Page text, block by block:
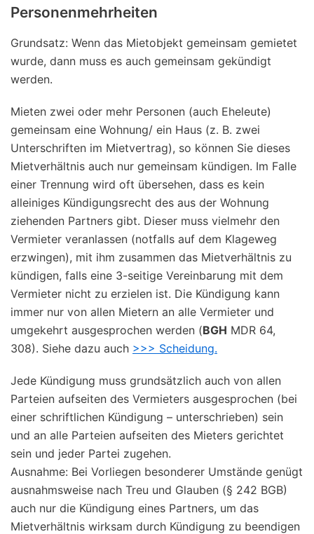
Personenmehrheiten
Grundsatz: Wenn das Mietobjekt gemeinsam gemietet
wurde, dann muss es auch gemeinsam gekündigt
werden.
Mieten zwei oder mehr Personen (auch Eheleute)
gemeinsam eine Wohnung/ ein Haus (z. B. zwei
Unterschriften im Mietvertrag), so können Sie dieses
Mietverhältnis auch nur gemeinsam kündigen. Im Falle
einer Trennung wird oft übersehen, dass es kein
alleiniges Kündigungsrecht des aus der Wohnung
ziehenden Partners gibt. Dieser muss vielmehr den
Vermieter veranlassen (notfalls auf dem Klageweg
erzwingen), mit ihm zusammen das Mietverhältnis zu
kündigen, falls eine 3-seitige Vereinbarung mit dem
Vermieter nicht zu erzielen ist. Die Kündigung kann
immer nur von allen Mietern an alle Vermieter und
umgekehrt ausgesprochen werden (BGH MDR 64,
308). Siehe dazu auch >>> Scheidung.
Jede Kündigung muss grundsätzlich auch von allen
Parteien aufseiten des Vermieters ausgesprochen (bei
einer schriftlichen Kündigung – unterschrieben) sein
und an alle Parteien aufseiten des Mieters gerichtet
sein und jeder Partei zugehen.
Ausnahme: Bei Vorliegen besonderer Umstände genügt
ausnahmsweise nach Treu und Glauben (§ 242 BGB)
auch nur die Kündigung eines Partners, um das
Mietverhältnis wirksam durch Kündigung zu beendigen